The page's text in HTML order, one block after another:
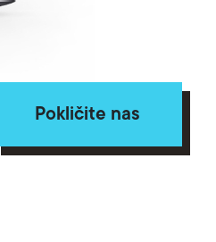
Pokličite nas